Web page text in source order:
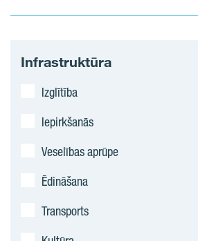
Infrastruktūra
Izglītība
Iepirkšanās
Veselības aprūpe
Ēdināšana
Transports